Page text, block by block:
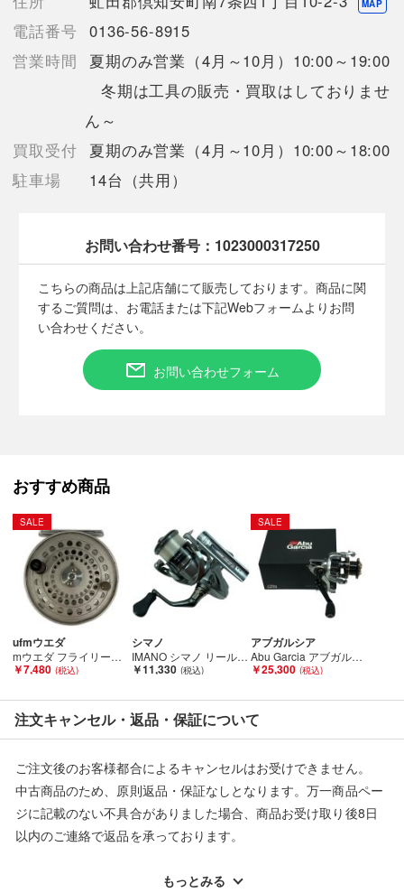
タイミングによりシステムの反映が間に合わず欠品となってしま
う場合がございます。
売切れの場合は、ご購入をキャンセルさせていただく場合がござ
【備考/コメント】
使用による傷や汚れあり。
ドラグシステムはスムーズです。
■状態等は画像をご確認・ご参照下さい。
こちらの商品はお客様から買取させていただいた商品であり、
人の手を経た商品です。
■弊社（株式会社オカモト）を装った偽装サイトにご注意くださ
弊社（株式会社オカモト）の商品画像や文章を無断盗用した『偽
MAP
電話番号 0136-56-8915
営業時間
夏期のみ営業（4月～10月）10:00～19:00
冬期は工具の販売・買取はしておりませ
ん～
買取受付
夏期のみ営業（4月～10月）10:00～18:00
駐車場
14台（共用）
お問い合わせ番号： 1023000317250
こちらの商品は上記店舗にて販売しております。商品に関
するご質問は、お電話または下記Webフォームよりお問
い合わせください。
お問い合わせフォーム
おすすめ商品
SALE
ufmウエダ
mウエダ フライリール UFMウエダ GANTATA カンタータ 2350 CANTATA 2350 Bランク
￥7,480
シマノ
IMANO シマノ リール スピニングリール ナスキー2500 Cランク
￥11,330
SALE
アブガルシア
Abu Garcia アブガルシア スピニングリール REVO2PRM30 Bランク
￥25,300
注文キャンセル・返品・保証について
ご注文後のお客様都合によるキャンセルはお受けできません。
中古商品のため、原則返品・保証なしとなります。万一商品ペー
ジに記載のない不具合がありました場合、商品お受け取り後8日
以内のご連絡で返品を承っております。
配送料ともに当社負担で対応いたします。
もっとみる